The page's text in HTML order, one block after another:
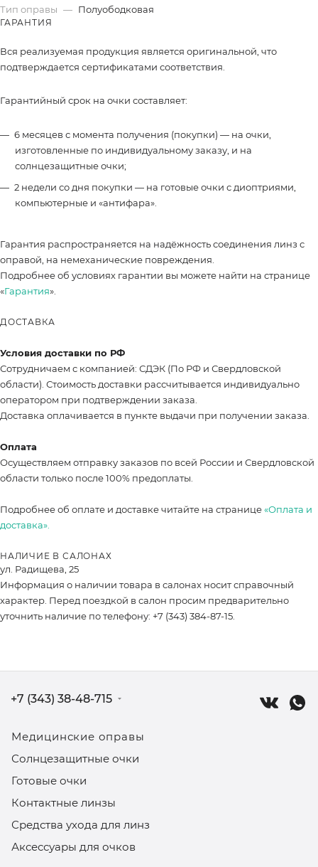
Тип оправы — Полуободковая
ГАРАНТИЯ
Вся реализуемая продукция является оригинальной, что
подтверждается сертификатами соответствия.
Гарантийный срок на очки составляет:
6 месяцев с момента получения (покупки) — на очки,
изготовленные по индивидуальному заказу, и на
солнцезащитные очки;
2 недели со дня покупки — на готовые очки с диоптриями,
компьютерные и «антифара».
Гарантия распространяется на надёжность соединения линз с
оправой, на немеханические повреждения.
Подробнее об условиях гарантии вы можете найти на странице
«Гарантия».
ДОСТАВКА
Условия доставки по РФ
Сотрудничаем с компанией: СДЭК (По РФ и Свердловской
области). Стоимость доставки рассчитывается индивидуально
оператором при подтверждении заказа.
Доставка оплачивается в пункте выдачи при получении заказа.
Оплата
Осуществляем отправку заказов по всей России и Свердловской
области только после 100% предоплаты.
Подробнее об оплате и доставке читайте на странице«Оплата и
доставка».
НАЛИЧИЕ В САЛОНАХ
ул. Радищева, 25
Информация о наличии товара в салонах носит справочный
характер. Перед поездкой в салон просим предварительно
уточнить наличие по телефону: +7 (343) 384-87-15.
Медицинские оправы
Солнцезащитные очки
Готовые очки
Контактные линзы
Средства ухода для линз
Аксессуары для очков
+7 (343) 38-48-715